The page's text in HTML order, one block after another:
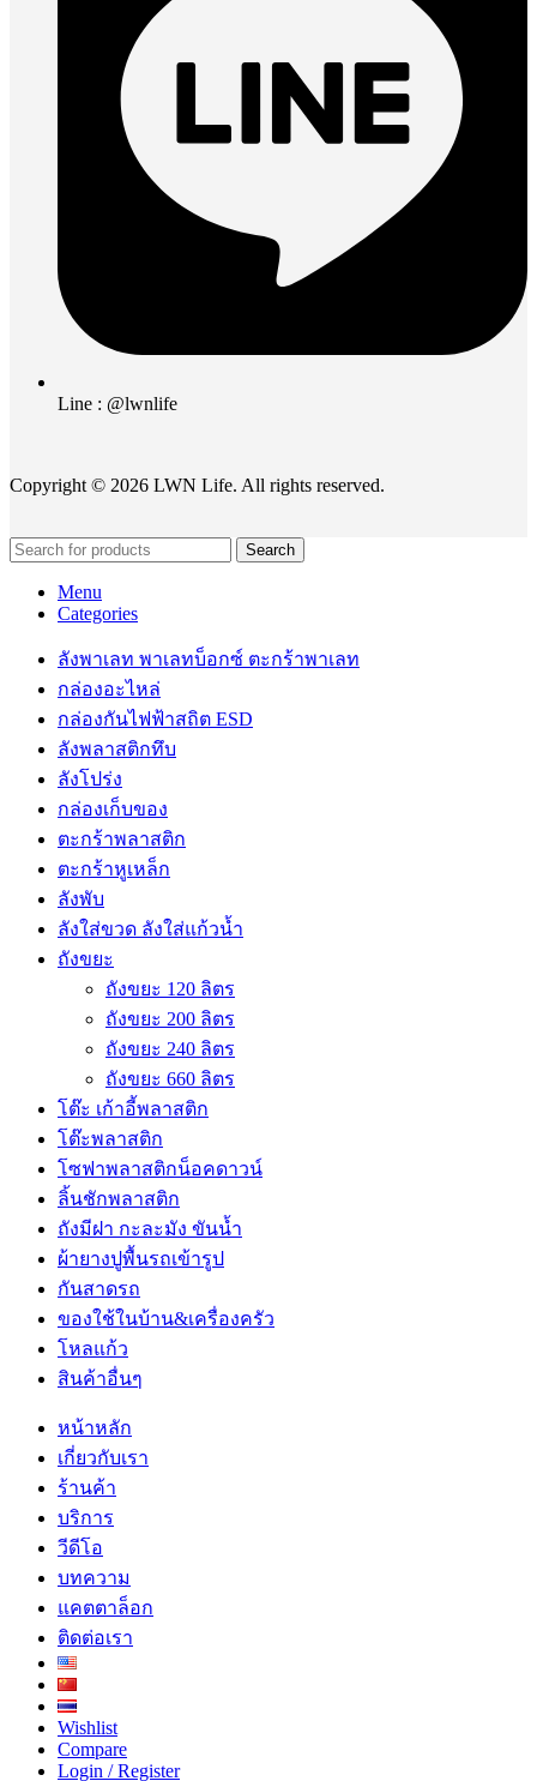
Line : @lwnlife
Copyright © 2026 LWN Life. All rights reserved.
Search
Menu
Categories
ลังพาเลท พาเลทบ็อกซ์ ตะกร้าพาเลท
กล่องอะไหล่
กล่องกันไฟฟ้าสถิต ESD
ลังพลาสติกทึบ
ลังโปร่ง
กล่องเก็บของ
ตะกร้าพลาสติก
ตะกร้าหูเหล็ก
ลังพับ
ลังใส่ขวด ลังใส่แก้วน้ำ
ถังขยะ
ถังขยะ 120 ลิตร
ถังขยะ 200 ลิตร
ถังขยะ 240 ลิตร
ถังขยะ 660 ลิตร
โต๊ะ เก้าอี้พลาสติก
โต๊ะพลาสติก
โซฟาพลาสติกน็อคดาวน์
ลิ้นชักพลาสติก
ถังมีฝา กะละมัง ขันน้ำ
ผ้ายางปูพื้นรถเข้ารูป
กันสาดรถ
ของใช้ในบ้าน&เครื่องครัว
โหลแก้ว
สินค้าอื่นๆ
หน้าหลัก
เกี่ยวกับเรา
ร้านค้า
บริการ
วีดีโอ
บทความ
แคตตาล็อก
ติดต่อเรา
Wishlist
Compare
Login / Register